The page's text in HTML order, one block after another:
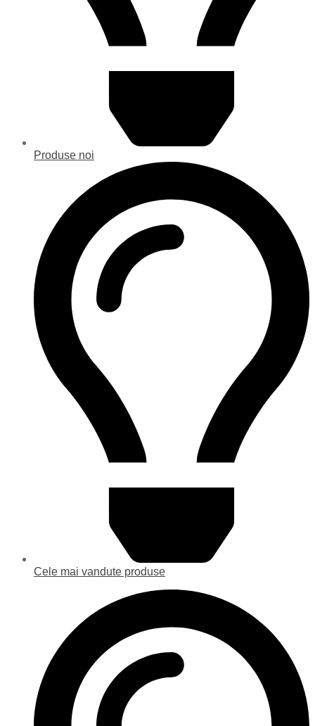
Produse noi
Cele mai vandute produse